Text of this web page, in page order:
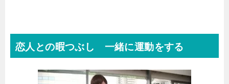
恋人との暇つぶし 一緒に運動をする